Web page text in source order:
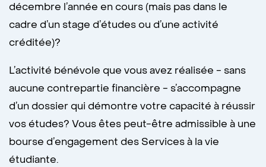
décembre l’année en cours (mais pas dans le
cadre d’un stage d’études ou d’une activité
créditée)?
L’activité bénévole que vous avez réalisée - sans
aucune contrepartie financière - s’accompagne
d’un dossier qui démontre votre capacité à réussir
vos études? Vous êtes peut-être admissible à une
bourse d’engagement des Services à la vie
étudiante.